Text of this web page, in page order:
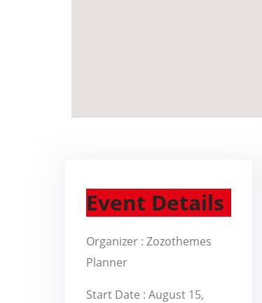
Event Details
Organizer : Zozothemes
Planner
Start Date : August 15,